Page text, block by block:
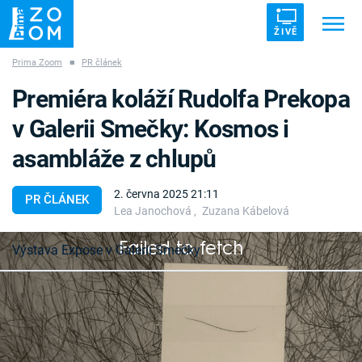
ŽIVĚ
ZÁHADY VETŘELCI DÁVNOVĚKU
Témata
Témata
Pořady
TV Program
Prima Zoom ■ PR článek
PR ČLÁNEK
2. června 2025 21:11
Lea Janochová , Zuzana Kábelová
Premiéra koláží Rudolfa Prekopa
v Galerii Smečky: Kosmos i
asambláže z chlupů
Failed to fetch
Výstava Expose v Galerii Smečky
Pražská Galerie Smečky pravidelně poskytuje
prostor pro prezentaci zajímavých umělců. Už
skoro dvacet let ji provozuje společnost Pražská